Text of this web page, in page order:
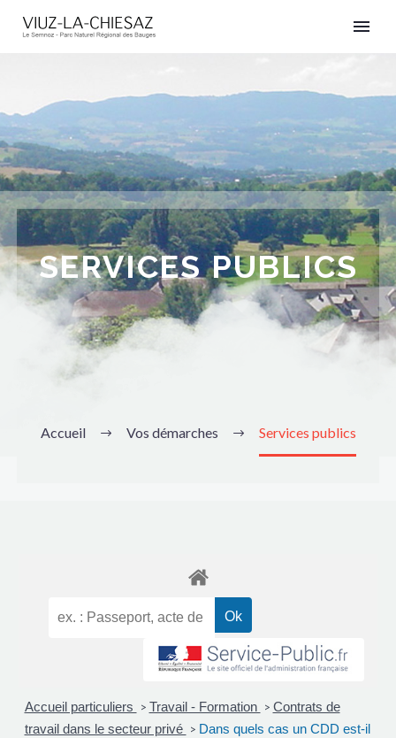
SERVICES PUBLICS
Accueil Vos démarches Services publics
Accueil particuliers > Travail - Formation > Contrats de
travail dans le secteur privé > Dans quels cas un CDD est-il